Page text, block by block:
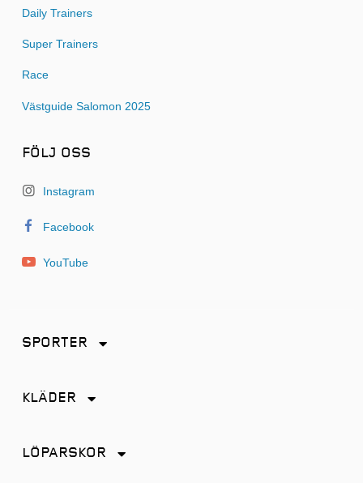
Daily Trainers
Super Trainers
Race
Västguide Salomon 2025
FÖLJ OSS
Instagram
Facebook
YouTube
SPORTER
KLÄDER
LÖPARSKOR